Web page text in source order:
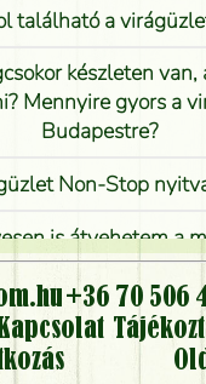
található a
készleten
Mennyire gyors a
Budapestre?
Non-Stop
is átvehetem a
csak
kérhető?
is lehet
+36 70 506